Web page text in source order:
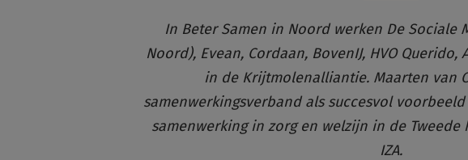
In Beter Samen in Noord werken De Sociale
Noord), Evean, Cordaan, BovenIJ, HVO Querido,
in de Krijtmolenalliantie. Maarten van
samenwerkingsverband als succesvol
samenwerking in zorg en welzijn in de
IZA.